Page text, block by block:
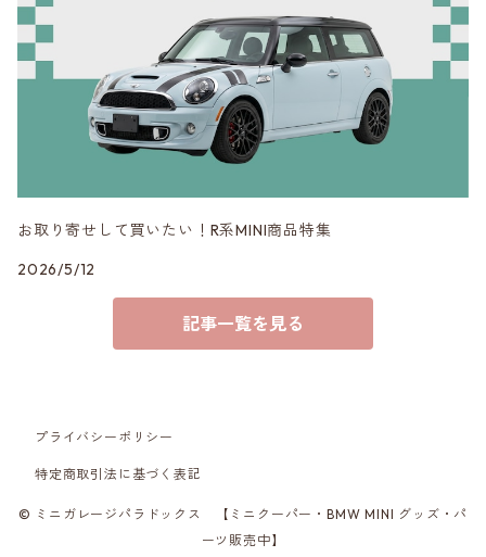
3DDesign
お取り寄せして買いたい！R系MINI商品特集
2026/5/12
記事一覧を見る
プライバシーポリシー
特定商取引法に基づく表記
© ミニガレージパラドックス 【ミニクーパー・BMW MINI グッズ・パ
ーツ販売中】